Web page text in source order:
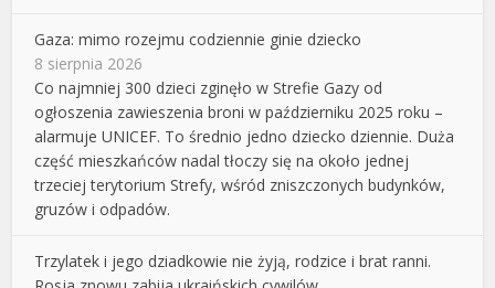
Gaza: mimo rozejmu codziennie ginie dziecko
8 sierpnia 2026
Co najmniej 300 dzieci zginęło w Strefie Gazy od
ogłoszenia zawieszenia broni w październiku 2025 roku –
alarmuje UNICEF. To średnio jedno dziecko dziennie. Duża
część mieszkańców nadal tłoczy się na około jednej
trzeciej terytorium Strefy, wśród zniszczonych budynków,
gruzów i odpadów.
Trzylatek i jego dziadkowie nie żyją, rodzice i brat ranni.